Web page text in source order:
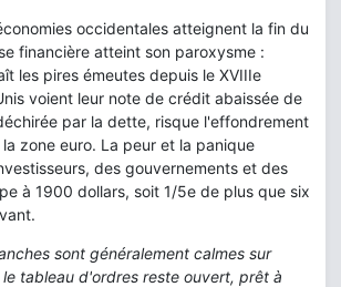
occidentales atteignent la fin du
financière atteint son paroxysme :
les pires émeutes depuis le XVIIIe
voient leur note de crédit abaissée de
par la dette, risque l'effondrement
zone euro. La peur et la panique
des gouvernements et des
à 1900 dollars, soit 1/5e de plus que six
sont généralement calmes sur
le tableau d'ordres reste ouvert, prêt à